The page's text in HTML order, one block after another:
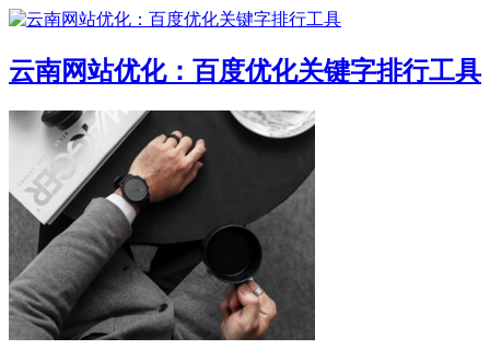
云南网站优化：百度优化关键字排行工具